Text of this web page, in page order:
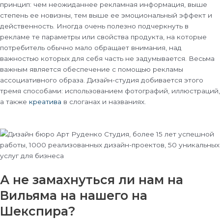
принцип: чем неожиданнее рекламная информация, выше
степень ее новизны, тем выше ее эмоциональный эффект и
действенность. Иногда очень полезно подчеркнуть в
рекламе те параметры или свойства продукта, на которые
потребитель обычно мало обращает внимания, над
важностью которых для себя часть не задумывается. Весьма
важным является обеспечение с помощью рекламы
ассоциативного образа. Дизайн-студия добивается этого
тремя способами: использованием фотографий, иллюстраций,
а также креатива в слоганах и названиях.
А не замахнуться ли нам на
Вильяма на нашего на
Шекспира?